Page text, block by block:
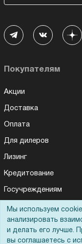
Покупателям
Акции
Доставка
Оплата
Для дилеров
Лизинг
Кредитование
Госучреждениям
Тендеры
Бренды
ЭДО
Мы используем
анализировать
и делать его лучше.
вы соглашаетесь с